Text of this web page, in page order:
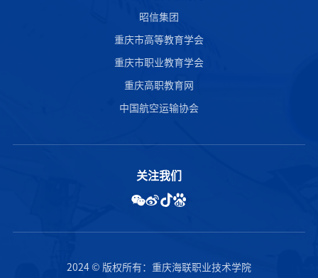
昭信集团
重庆市高等教育学会
重庆市职业教育学会
重庆高职教育网
中国航空运输协会
关注我们
2024 © 版权所有：重庆海联职业技术学院